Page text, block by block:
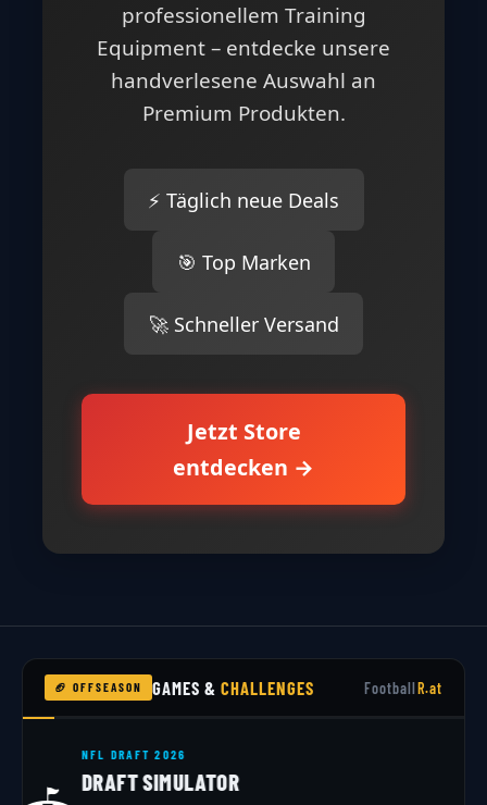
professionellem Training
Equipment – entdecke unsere
handverlesene Auswahl an
Premium Produkten.
⚡ Täglich neue Deals
🎯 Top Marken
🚀 Schneller Versand
Jetzt Store
entdecken →
🏈 OFFSEASON GAMES &CHALLENGES FootballR.at
NFL DRAFT 2026
DRAFT SIMULATOR